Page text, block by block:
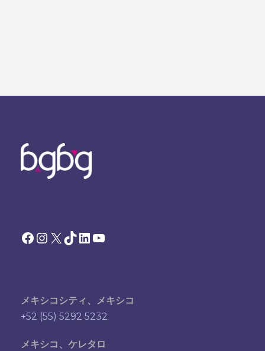
Facebook Instagram X TikTok LinkedIn YouTube
メキシコシティ、メキシコ
+52 (55) 5292 5232
メキシコ、ケレタロ